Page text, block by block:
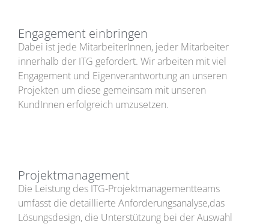
Engagement einbringen
Dabei ist jede MitarbeiterInnen, jeder Mitarbeiter
innerhalb der ITG gefordert. Wir arbeiten mit viel
Engagement und Eigenverantwortung an unseren
Projekten um diese gemeinsam mit unseren
KundInnen erfolgreich umzusetzen.
Projektmanagement
Die Leistung des ITG-Projektmanagementteams
umfasst die detaillierte Anforderungsanalyse,das
Lösungsdesign, die Unterstützung bei der Auswahl